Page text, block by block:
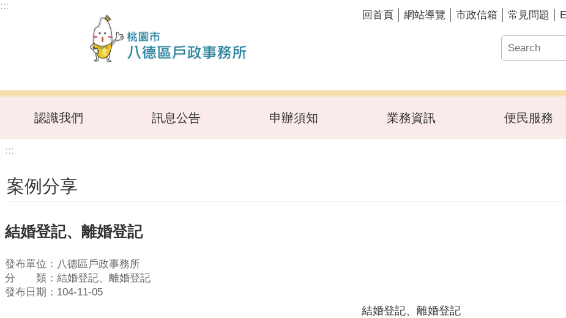
跳到主要內容區塊
:::
回首頁 網站導覽 市政信箱 常見問題
認識我們 訊息公告 申辦須知 業務資訊 便民服務
:::
案例分享
結婚登記、離婚登記
發布單位：八德區戶政事務所
分 類：結婚登記、離婚登記
發布日期：104-11-05
結婚登記、離婚登記